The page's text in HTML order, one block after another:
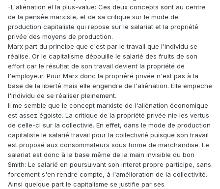
-L'aliénation el la plus-value: Ces deux concepts sont au centre
de la pensée marxiste, et de sa critique sur le mode de
production capitaliste qui repose sur le salariat et la propriété
privée des moyens de production.
Marx part du principe que c'est par le travail que l'individu se
réalise. Or le capitalisme dépouille le salarié des fruits de son
effort car le résultat de son travail devient la propriété de
l'employeur. Pour Marx donc la propriéré privée n'est pas à la
base de la liberté mais elle engendre de l'aliénation. Elle empeche
l'individu de se réaliser pleinement.
Il me semble que le concept marxiste de l'aliénation économique
est assez égoiste. La critique de la propriété privée nie les vertus
de celle-ci sur la collectivié. En effet, dans le mode de production
capitaliste le salarié travail pour la collectivité puisque son travail
est proposé aux consommateurs sous forme de marchandise. Le
salariat est donc à la base même de la main invisible du bon
Smith: Le salarié en poursuivant son interet propre participe, sans
forcement s'en rendre compte, à l'amélioration de la collectivité.
Ainsi quelque part le capitalisme se justifie par ses